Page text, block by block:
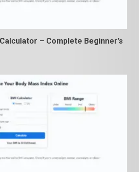
– Complete Beginner’s